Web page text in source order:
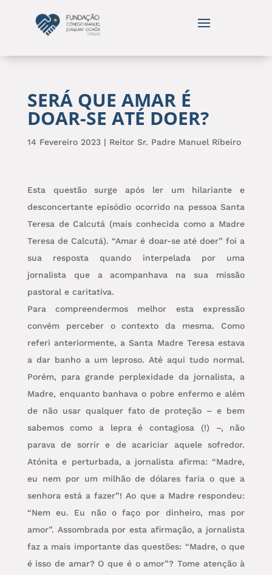
SERÁ QUE AMAR É
DOAR-SE ATÉ DOER?
14 Fevereiro 2023| Reitor Sr. Padre Manuel Ribeiro
Esta questão surge após ler um hilariante e
desconcertante episódio ocorrido na pessoa Santa
Teresa de Calcutá (mais conhecida como a Madre
Teresa de Calcutá). “Amar é doar-se até doer” foi a
sua resposta quando interpelada por uma
jornalista que a acompanhava na sua missão
pastoral e caritativa.
Para compreendermos melhor esta expressão
convém perceber o contexto da mesma. Como
referi anteriormente, a Santa Madre Teresa estava
a dar banho a um leproso. Até aqui tudo normal.
Porém, para grande perplexidade da jornalista, a
Madre, enquanto banhava o pobre enfermo e além
de não usar qualquer fato de proteção – e bem
sabemos como a lepra é contagiosa (!) –, não
parava de sorrir e de acariciar aquele sofredor.
Atónita e perturbada, a jornalista afirma: “Madre,
eu nem por um milhão de dólares faria o que a
senhora está a fazer”! Ao que a Madre respondeu:
“Nem eu. Eu não o faço por dinheiro, mas por
amor”. Assombrada por esta afirmação, a jornalista
faz a mais importante das questões: “Madre, o que
é isso de amar? O que é o amor”? Tome atenção à